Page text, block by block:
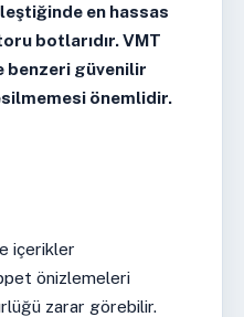
en hassas
botlarıdır. VMT
benzeri güvenilir
önemlidir.
içerikler
önizlemeleri
zarar görebilir.